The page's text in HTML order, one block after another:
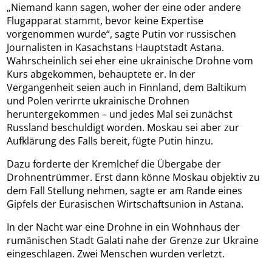
„Niemand kann sagen, woher der eine oder andere
Flugapparat stammt, bevor keine Expertise
vorgenommen wurde“, sagte Putin vor russischen
Journalisten in Kasachstans Hauptstadt Astana.
Wahrscheinlich sei eher eine ukrainische Drohne vom
Kurs abgekommen, behauptete er. In der
Vergangenheit seien auch in Finnland, dem Baltikum
und Polen verirrte ukrainische Drohnen
heruntergekommen – und jedes Mal sei zunächst
Russland beschuldigt worden. Moskau sei aber zur
Aufklärung des Falls bereit, fügte Putin hinzu.
Dazu forderte der Kremlchef die Übergabe der
Drohnentrümmer. Erst dann könne Moskau objektiv zu
dem Fall Stellung nehmen, sagte er am Rande eines
Gipfels der Eurasischen Wirtschaftsunion in Astana.
In der Nacht war eine Drohne in ein Wohnhaus der
rumänischen Stadt Galati nahe der Grenze zur Ukraine
eingeschlagen. Zwei Menschen wurden verletzt.